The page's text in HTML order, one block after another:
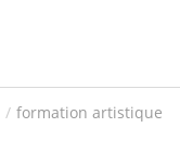
/ formation artistique